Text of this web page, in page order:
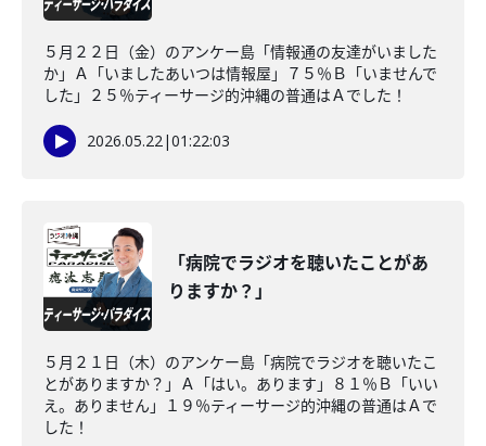
５月２２日（金）のアンケー島「情報通の友達がいました
か」Ａ「いましたあいつは情報屋」７５％Ｂ「いませんで
した」２５％ティーサージ的沖縄の普通はＡでした！
2026.05.22|01:22:03
「病院でラジオを聴いたことがあ
りますか？」
５月２１日（木）のアンケー島「病院でラジオを聴いたこ
とがありますか？」Ａ「はい。あります」８１％Ｂ「いい
え。ありません」１９％ティーサージ的沖縄の普通はＡで
した！